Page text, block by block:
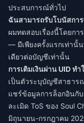
ประสบการณ์ทั่วไป
ฉันสามารถรับโบนัสกา
ผมทดสอบเรื่องนี้โดยก
— มีเพียงครั้งแรกเท่านั้
เดียวต่อบัญชีเท่านั้น
การเติมเงินผ่าน UID ท
เป็นตัวระบุบัญชีสาธาร
แชร์ข้อมูลการล็อกอินกั
ละเมิด ToS ของ Soul
มิถุนายน-กรกฎาคม